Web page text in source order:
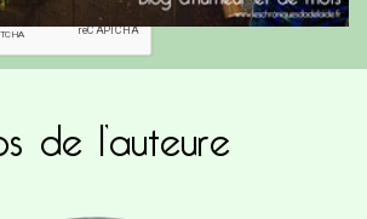
pour réduire les
traitées
de l’auteure